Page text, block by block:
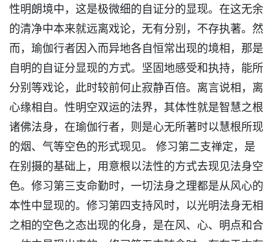
性明朗境中，这是极微细的自证分的显现。在这无余
的清净中本来就远离戏论，无有分别，不存执著。然
而，瑜伽行者因入而异地各自恒常出现的境相，那是
自明的自证分显现的方式。坚固地感受和执持，能所
分别等戏论，此时较前何止寂静百倍。离言说相，离
心缘相自。性明空双运的法界，其体性就是智慧之根
诸佛法身，在瑜伽行者，则是心无所著时以慧根所现
的烟、气等空色的形式现见。 修习第二支禅定，是
在别摄的基础上，用意根以法性的方式去现见法身空
色。修习第三支命勤时，一切法身之理都是从风心的
本性中显现的。修习第四支持风时，以光明法身无相
之相的空色之态出现的化身，是在风、心、明点和合